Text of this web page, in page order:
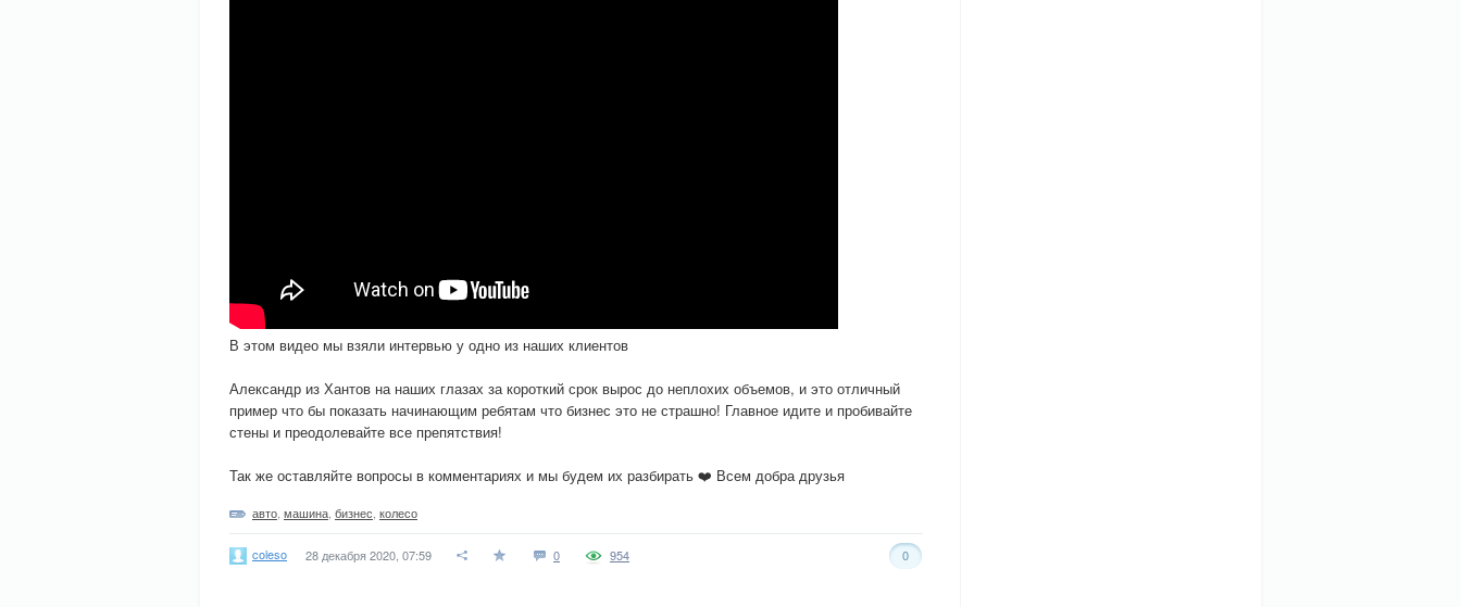
В этом видео мы взяли интервью у одно из наших клиентов
Александр из Хантов на наших глазах за короткий срок вырос до неплохих объемов, и это отличный
пример что бы показать начинающим ребятам что бизнес это не страшно! Главное идите и пробивайте
стены и преодолевайте все препятствия!
Так же оставляйте вопросы в комментариях и мы будем их разбирать ❤️ Всем добра друзья
авто машина бизнес колесо
coleso 28 декабря 2020, 07:59 0 0
954